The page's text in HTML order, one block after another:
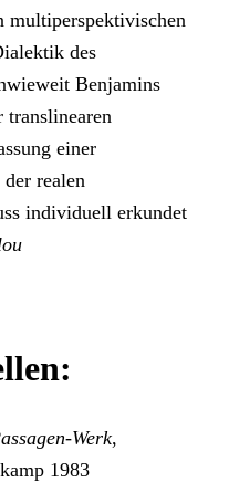
multiperspektivischen
des
Benjamins
translinearen
einer
realen
individuell erkundet
Werk,
1983